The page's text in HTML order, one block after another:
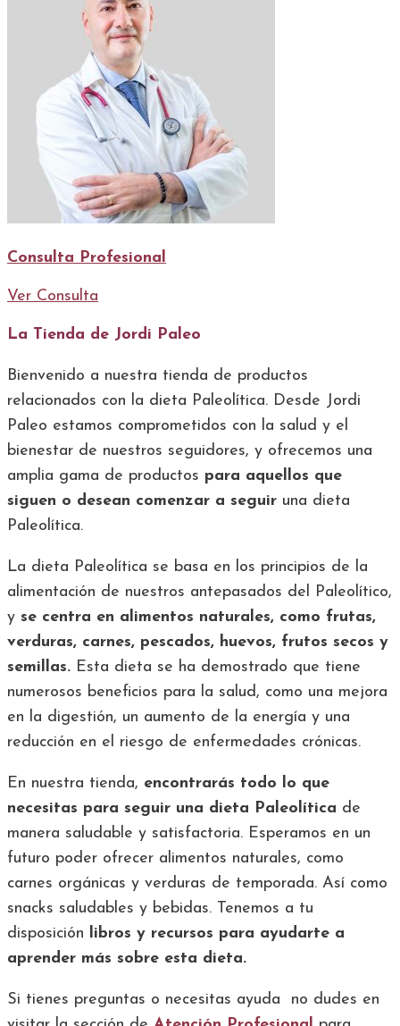
Consulta Profesional
Ver Consulta
La Tienda de Jordi Paleo
Bienvenido a nuestra tienda de productos
relacionados con la dieta Paleolítica. Desde Jordi
Paleo estamos comprometidos con la salud y el
bienestar de nuestros seguidores, y ofrecemos una
amplia gama de productos para aquellos que
siguen o desean comenzar a seguir una dieta
Paleolítica.
La dieta Paleolítica se basa en los principios de la
alimentación de nuestros antepasados del Paleolítico,
y se centra en alimentos naturales, como frutas,
verduras, carnes, pescados, huevos, frutos secos y
semillas. Esta dieta se ha demostrado que tiene
numerosos beneficios para la salud, como una mejora
en la digestión, un aumento de la energía y una
reducción en el riesgo de enfermedades crónicas.
En nuestra tienda, encontrarás todo lo que
necesitas para seguir una dieta Paleolítica de
manera saludable y satisfactoria. Esperamos en un
futuro poder ofrecer alimentos naturales, como
carnes orgánicas y verduras de temporada. Así como
snacks saludables y bebidas. Tenemos a tu
disposición libros y recursos para ayudarte a
aprender más sobre esta dieta.
Si tienes preguntas o necesitas ayuda no dudes en